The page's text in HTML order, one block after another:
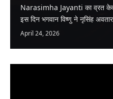
Narasimha Jayanti का व्रत केवल
इस दिन भगवान विष्णु ने नृसिंह
April 24, 2026